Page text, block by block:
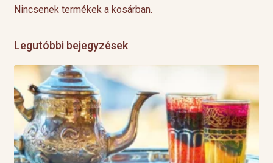
Nincsenek termékek a kosárban.
Legutóbbi bejegyzések